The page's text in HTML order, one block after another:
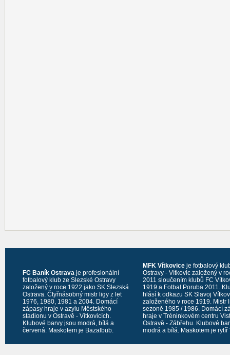
FC Baník Ostrava je profesionální
fotbalový klub ze Slezské Ostravy
založený v roce 1922 jako SK Slezská
Ostrava. Čtyřnásobný mistr ligy z let
1976, 1980, 1981 a 2004. Domácí
zápasy hraje v azylu Městského
stadionu v Ostravě - Vítkovicích.
Klubové barvy jsou modrá, bílá a
červená. Maskotem je Bazalbub.
MFK Vítkovice je fotbalový
Ostravy - Vítkovic založený v
2011 sloučením klubů FC
1919 a Fotbal Poruba 2011.
hlásí k odkazu SK Slavoj
založeného v roce 1919. Mistr
sezoně 1985 / 1986. Domácí
hraje v Tréninkovém centru
Ostravě - Zábřehu. Klubové
modrá a bílá. Maskotem je rytíř